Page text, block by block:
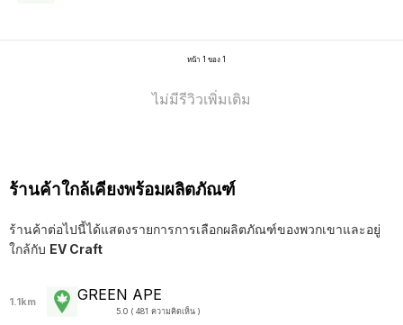
หน้า 1 ของ 1
ไม่มีรีวิวเพิ่มเติม
ร้านค้าใกล้เคียงพร้อมผลิตภัณฑ์
ร้านค้าต่อไปนี้ได้แสดงรายการการเลือกผลิตภัณฑ์ของพวกเขาและอยู่
ใกล้กับ EV Craft
1.1km GREEN APE
5.0 ( 481 ความคิดเห็น )